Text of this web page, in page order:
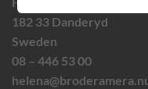
182 33 Danderyd
Sweden
08 – 446 53 00